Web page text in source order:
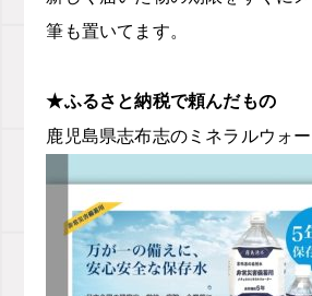
筆も置いてます。
★ふるさと納税で頼んだもの
鹿児島県志布志のミネラルウォー